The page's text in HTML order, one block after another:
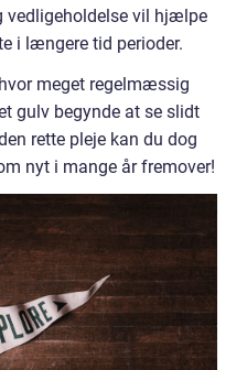
vedligeholdelse vil hjælpe
i længere tid perioder.
meget regelmæssig
gulv begynde at se slidt
rette pleje kan du dog
nyt i mange år fremover!